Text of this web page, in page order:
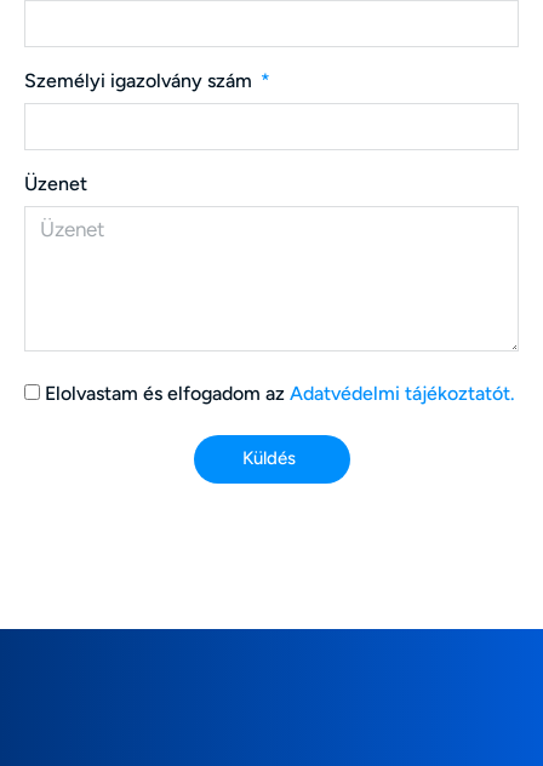
Személyi igazolvány szám
Üzenet
Elolvastam és elfogadom az Adatvédelmi tájékoztatót.
Küldés